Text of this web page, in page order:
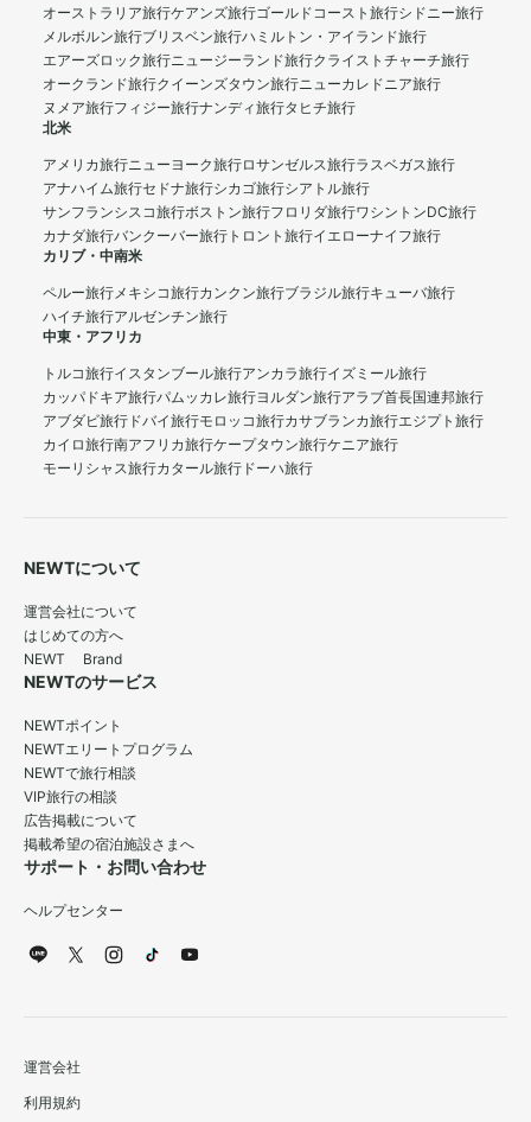
オーストラリア旅行ケアンズ旅行ゴールドコースト旅行シドニー旅行
メルボルン旅行ブリスベン旅行ハミルトン・アイランド旅行
エアーズロック旅行ニュージーランド旅行クライストチャーチ旅行
オークランド旅行クイーンズタウン旅行ニューカレドニア旅行
ヌメア旅行フィジー旅行ナンディ旅行タヒチ旅行
北米
アメリカ旅行ニューヨーク旅行ロサンゼルス旅行ラスベガス旅行
アナハイム旅行セドナ旅行シカゴ旅行シアトル旅行
サンフランシスコ旅行ボストン旅行フロリダ旅行ワシントンDC旅行
カナダ旅行バンクーバー旅行 トロント旅行イエローナイフ旅行
カリブ・中南米
ペルー旅行メキシコ旅行カンクン旅行ブラジル旅行キューバ旅行
ハイチ旅行アルゼンチン旅行
中東・アフリカ
トルコ旅行イスタンブール旅行アンカラ旅行イズミール旅行
カッパドキア旅行パムッカレ旅行ヨルダン旅行アラブ首長国連邦旅行
アブダビ旅行 ドバイ旅行モロッコ旅行カサブランカ旅行エジプト旅行
カイロ旅行南アフリカ旅行ケープタウン旅行ケニア旅行
モーリシャス旅行カタール旅行 ドーハ旅行
NEWTについて
運営会社について
はじめての方へ
NEWT Brand
NEWTのサービス
NEWTポイント
NEWTエリートプログラム
NEWTで旅行相談
VIP旅行の相談
広告掲載について
掲載希望の宿泊施設さまへ
サポート・お問い合わせ
ヘルプセンター
運営会社
利用規約